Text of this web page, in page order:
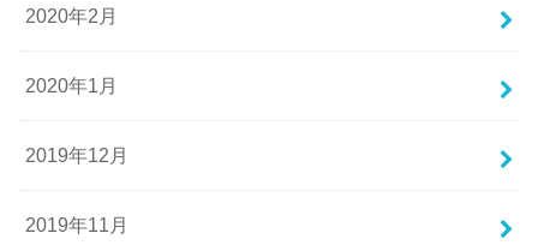
2020年2月
2020年1月
2019年12月
2019年11月